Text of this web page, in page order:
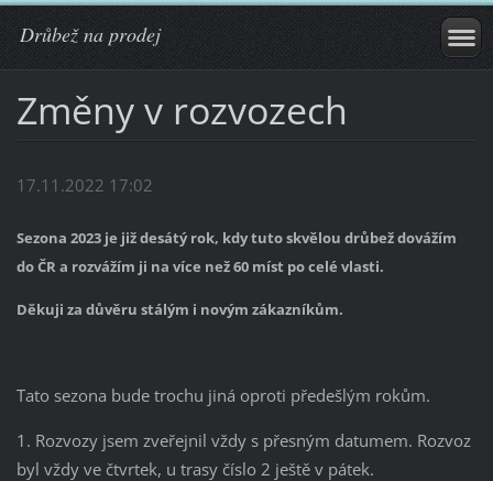
Drůbež na prodej
Změny v rozvozech
17.11.2022 17:02
Sezona 2023 je již desátý rok, kdy tuto skvělou drůbež dovážím
do ČR a rozvážím ji na více než 60 míst po celé vlasti.
Děkuji za důvěru stálým i novým zákazníkům.
Tato sezona bude trochu jiná oproti předešlým rokům.
1. Rozvozy jsem zveřejnil vždy s přesným datumem. Rozvoz
byl vždy ve čtvrtek, u trasy číslo 2 ještě v pátek.